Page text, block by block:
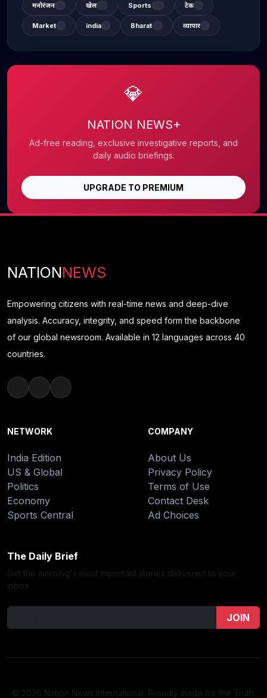
मनोरंजन खेल Sports टेक
Market india Bharat व्यापार
💎
NATION NEWS+
Ad-free reading, exclusive investigative reports, and
daily audio briefings.
UPGRADE TO PREMIUM
NATIONNEWS
Empowering citizens with real-time news and deep-dive
analysis. Accuracy, integrity, and speed form the backbone
of our global newsroom. Available in 12 languages across 40
countries.
NETWORK
India Edition
US & Global
Politics
Economy
Sports Central
COMPANY
About Us
Privacy Policy
Terms of Use
Contact Desk
Ad Choices
The Daily Brief
Get the morning's most important stories delivered to your
inbox.
JOIN
© 2026 Nation News International. Proudly made for the Truth.